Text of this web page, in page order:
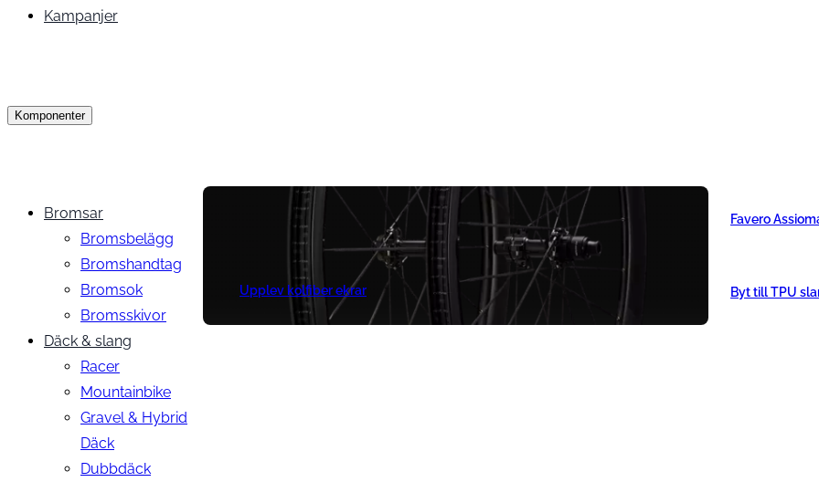
Kampanjer
Komponenter
Bromsar
Bromsbelägg
Bromshandtag
Bromsok
Bromsskivor
Däck & slang
Racer
Mountainbike
Gravel & Hybrid
Däck
Dubbdäck
Upplev kolfiber ekrar
Favero
Byt till TPU